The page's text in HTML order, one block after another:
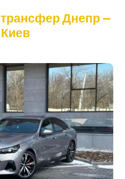
трансфер Днепр —
Киев